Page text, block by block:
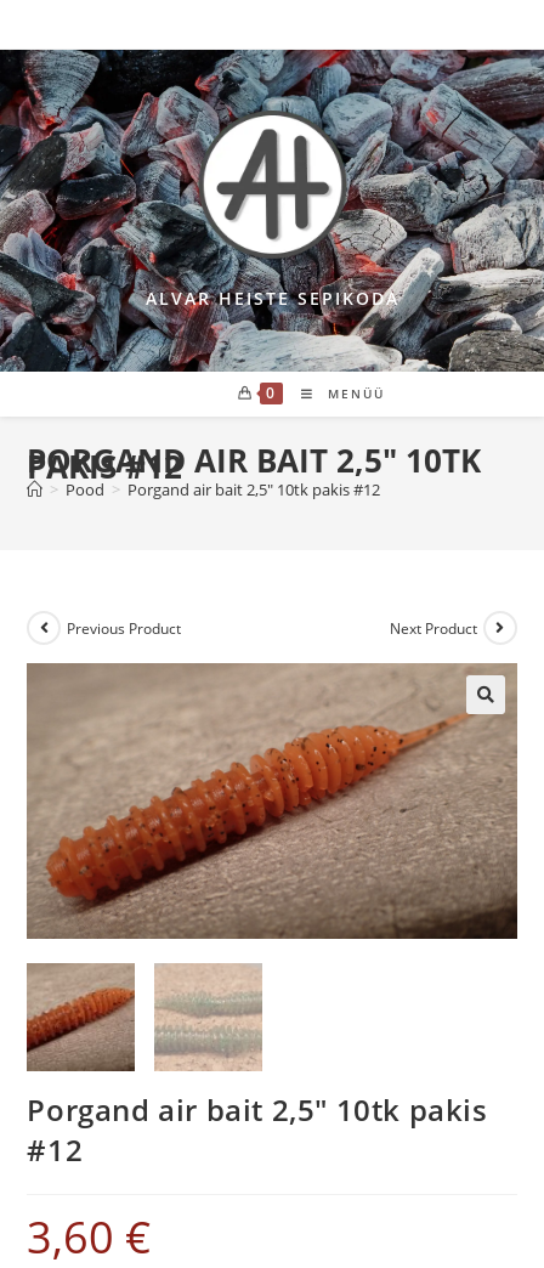
to
content
ALVAR HEISTE SEPIKODA
0 MENÜÜ
PORGAND AIR BAIT 2,5″ 10TK
PAKIS #12
> Pood > Porgand air bait 2,5″ 10tk pakis #12
Previous Product Next Product
Porgand air bait 2,5″ 10tk pakis
#12
3,60 €